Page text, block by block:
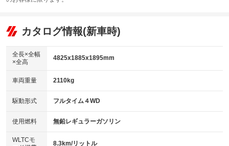
リフトアップ
：装備なし
：装備なし
パワーウィンドウ
アイドリングストップ
：装備なし
USB入力端子
：装備あり
100V電源
：装備なし
センターデフロック
：装備なし
ビジュアル
：装備なし
：装備あり
革シート
キーレス
HID(キセノンライト)
：装備なし
バックカメラ
：装備あり
エアロ
：装備なし
カタログ情報(新車時)
全長×全幅
×全高
4825x1885x1895mm
車両重量 2110kg
駆動形式 フルタイム４WD
使用燃料 無鉛レギュラーガソリン
WLTCモ
8.3km/リットル